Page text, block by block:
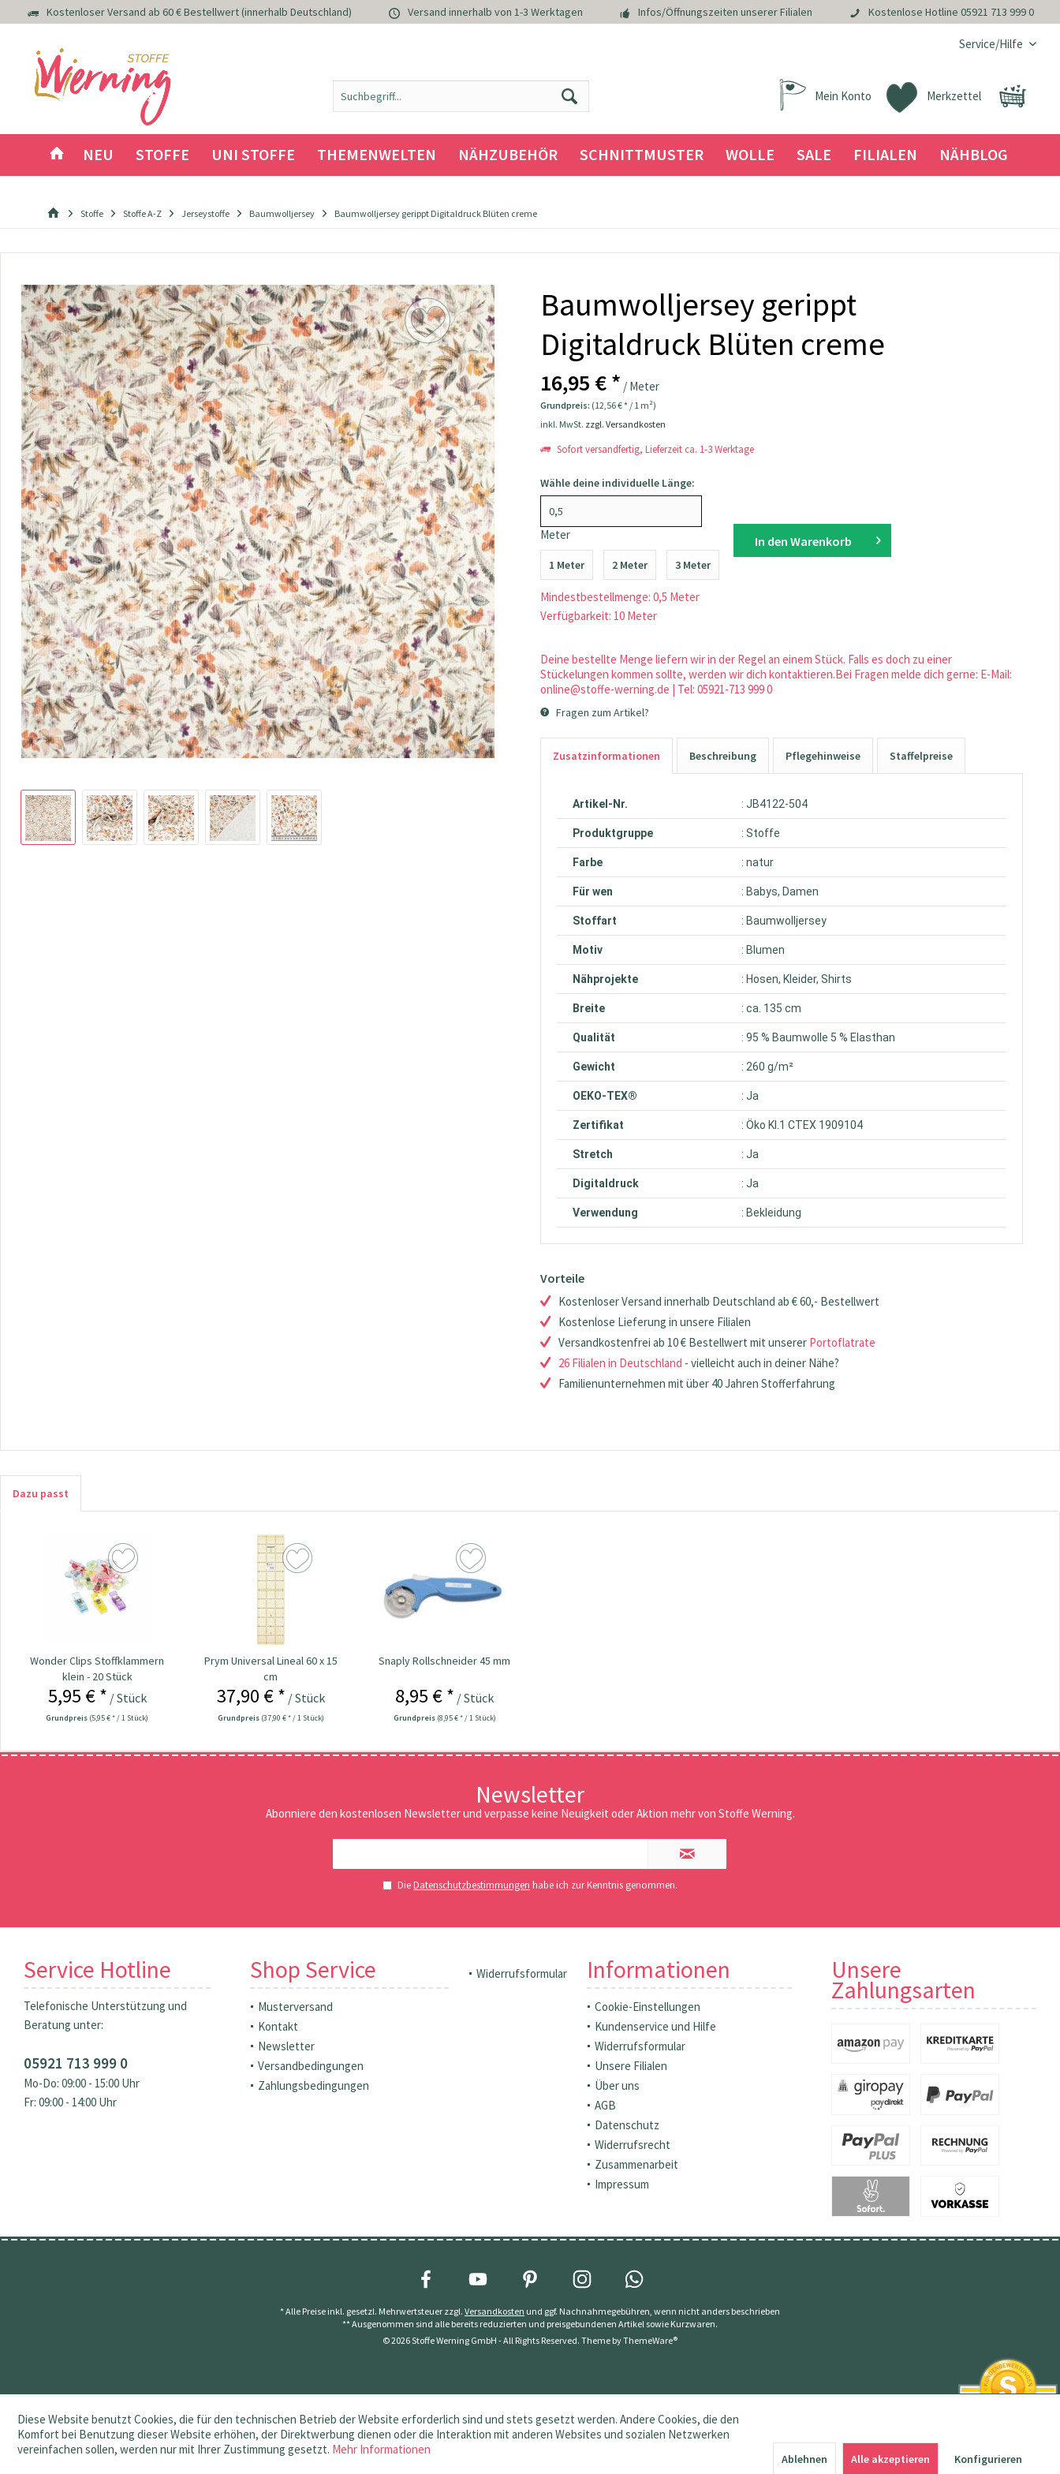
Kostenloser Versand ab 60 € Bestellwert (innerhalb Deutschland) Versand innerhalb von 1-3 Werktagen Infos/Öffnungszeiten unserer Filialen Kostenlose Hotline 05921 713 999 0
Service/Hilfe
Merkzettel
Mein Konto
NEU STOFFE UNI STOFFE THEMENWELTEN NÄHZUBEHÖR SCHNITTMUSTER WOLLE SALE FILIALEN NÄHBLOG
Stoffe Stoffe A-Z Jerseystoffe Baumwolljersey Baumwolljersey gerippt Digitaldruck Blüten creme
Baumwolljersey gerippt
Digitaldruck Blüten creme
16,95 € * / Meter
Grundpreis: (12,56 € * / 1 m²)
inkl. MwSt. zzgl. Versandkosten
Sofort versandfertig, Lieferzeit ca. 1-3 Werktage
Wähle deine individuelle Länge:
Meter
1 Meter 2 Meter 3 Meter
Mindestbestellmenge: 0,5 Meter
Verfügbarkeit: 10 Meter
In den Warenkorb
Deine bestellte Menge liefern wir in der Regel an einem Stück. Falls es doch zu einer
Stückelungen kommen sollte, werden wir dich kontaktieren.Bei Fragen melde dich gerne: E-Mail:
online@stoffe-werning.de | Tel: 05921-713 999 0
Fragen zum Artikel?
Zusatzinformationen Beschreibung Pflegehinweise Staffelpreise
Artikel-Nr. : JB4122-504
Produktgruppe : Stoffe
Farbe : natur
Für wen : Babys, Damen
Stoffart : Baumwolljersey
Motiv : Blumen
Nähprojekte : Hosen, Kleider, Shirts
Breite : ca. 135 cm
Qualität : 95 % Baumwolle 5 % Elasthan
Gewicht : 260 g/m²
OEKO-TEX® : Ja
Zertifikat : Öko Kl.1 CTEX 1909104
Stretch : Ja
Digitaldruck : Ja
Verwendung : Bekleidung
Vorteile
Kostenloser Versand innerhalb Deutschland ab € 60,- Bestellwert
Kostenlose Lieferung in unsere Filialen
Versandkostenfrei ab 10 € Bestellwert mit unserer Portoflatrate
26 Filialen in Deutschland - vielleicht auch in deiner Nähe?
Familienunternehmen mit über 40 Jahren Stofferfahrung
Dazu passt
Wonder Clips Stoffklammern
klein - 20 Stück
5,95 € * / Stück
Grundpreis (5,95 € * / 1 Stück)
Prym Universal Lineal 60 x 15
cm
37,90 € * / Stück
Grundpreis (37,90 € * / 1 Stück)
Snaply Rollschneider 45 mm
8,95 € * / Stück
Grundpreis (8,95 € * / 1 Stück)
Newsletter
Abonniere den kostenlosen Newsletter und verpasse keine Neuigkeit oder Aktion mehr von Stoffe Werning.
DieDatenschutzbestimmungen habe ich zur Kenntnis genommen.
Service Hotline
Telefonische Unterstützung und
Beratung unter:
05921 713 999 0
Mo-Do: 09:00 - 15:00 Uhr
Fr: 09:00 - 14:00 Uhr
Shop Service
Musterversand
Kontakt
Newsletter
Versandbedingungen
Zahlungsbedingungen
Widerrufsformular Informationen
Cookie-Einstellungen
Kundenservice und Hilfe
Widerrufsformular
Unsere Filialen
Über uns
AGB
Datenschutz
Widerrufsrecht
Zusammenarbeit
Impressum
Unsere
Zahlungsarten
* Alle Preise inkl. gesetzl. Mehrwertsteuer zzgl. Versandkosten und ggf. Nachnahmegebühren, wenn nicht anders beschrieben
** Ausgenommen sind alle bereits reduzierten und preisgebundenen Artikel sowie Kurzwaren.
© 2026 Stoffe Werning GmbH - All Rights Reserved. Theme byThemeWare®
Diese Website benutzt Cookies, die für den technischen Betrieb der Website erforderlich sind und stets gesetzt werden. Andere Cookies, die den
Komfort bei Benutzung dieser Website erhöhen, der Direktwerbung dienen oder die Interaktion mit anderen Websites und sozialen Netzwerken
vereinfachen sollen, werden nur mit Ihrer Zustimmung gesetzt. Mehr Informationen
Ablehnen Alle akzeptieren Konfigurieren
aus 145 Bewertungen